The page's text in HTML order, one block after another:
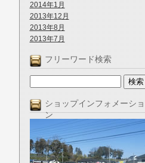
2014年1月
2013年12月
2013年8月
2013年7月
フリーワード検索
ショップインフォメーショ
ン